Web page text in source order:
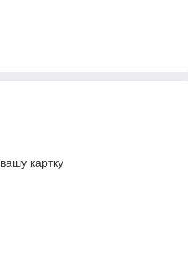
картку